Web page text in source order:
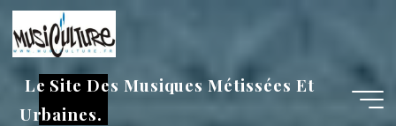
Aller
au
contenu
Le Site Des Musiques Métissées Et
Urbaines.